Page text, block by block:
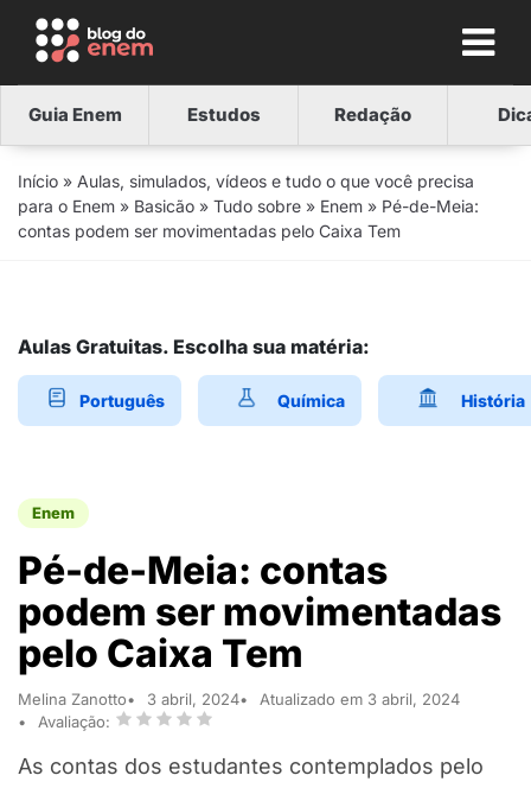
Guia Enem Estudos Redação
Início » Aulas, simulados, vídeos e tudo o que você precisa
para o Enem » Basicão » Tudo sobre » Enem » Pé-de-Meia:
contas podem ser movimentadas pelo Caixa Tem
Aulas Gratuitas. Escolha sua matéria:
Português Química História
Enem
Pé-de-Meia: contas
podem ser movimentadas
pelo Caixa Tem
Melina Zanotto 3 abril, 2024
Atualizado em 3 abril, 2024
Avaliação:
As contas dos estudantes contemplados pelo